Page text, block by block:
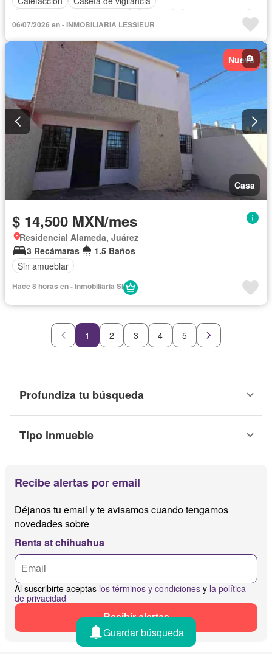
Cocina equipada
Cocina integral
Cuarto de Limpieza
Electricidad
Estacionamiento
Gimnasio
Jacuzzi
Jardín Recámara con closet
Seguridad
Televisión por cable Terraza
Zonas verdes
Completamente amueblado
06/07/2026 en - INMOBILIARIA LESSIEUR
Nuevo
Casa
$ 14,500 MXN/mes
Residencial Alameda, Juárez
3 Recámaras
1.5 Baños
Sin amueblar
Hace 8 horas en - Inmobiliaria SI
1 2 3 4 5
Profundiza tu búsqueda
Tipo inmueble
Recibe alertas por email
Déjanos tu email y te avisamos cuando tengamos
novedades sobre
Renta st chihuahua
Al suscribirte aceptas los términos y condiciones y la política
de privacidad
Recibir alertas
Guardar búsqueda